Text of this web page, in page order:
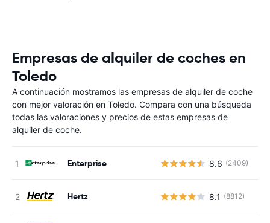
Empresas de alquiler de coches en
Toledo
A continuación mostramos las empresas de alquiler de coche
con mejor valoración en Toledo. Compara con una búsqueda
todas las valoraciones y precios de estas empresas de
alquiler de coche.
Enterprise 8.6 (2409)
Hertz 8.1 (8812)